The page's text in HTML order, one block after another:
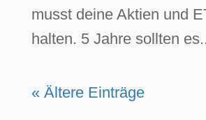
musst deine Aktien und
halten. 5 Jahre sollten
« Ältere Einträge